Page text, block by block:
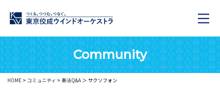
Community
HOME > コミュニティ > 奏法Q&A ＞ サクソフォン